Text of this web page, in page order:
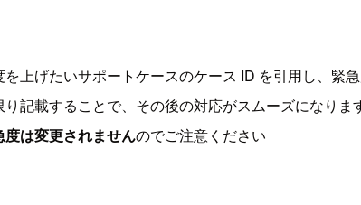
上げたいサポートケースのケース ID を引用し、緊
記載することで、その後の対応がスムーズになりま
度は変更されませんのでご注意ください